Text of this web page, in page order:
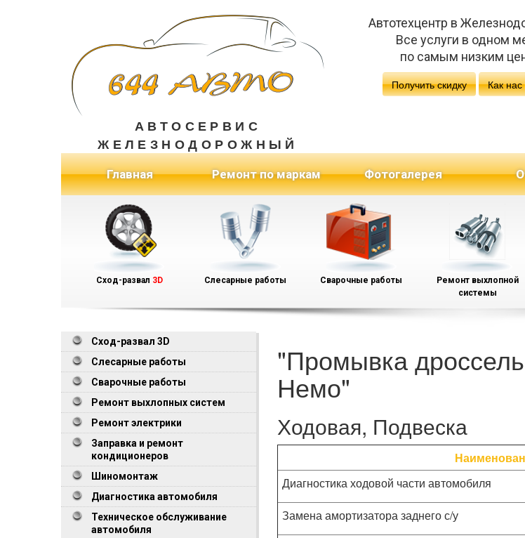
АВТОСЕРВИС
ЖЕЛЕЗНОДОРОЖНЫЙ
Автотехцентр в
Все услуги в одном
по самым низким
Получить скидку Как
Главная(current) Ремонт по маркам Фотогалерея
Сход-развал 3D Слесарные работы Сварочные работы
Ремонт выхлопной
системы
Сход-развал 3D
Слесарные работы
Сварочные работы
Ремонт выхлопных систем
Ремонт электрики
Заправка и ремонт
кондиционеров
Шиномонтаж
Диагностика автомобиля
Техническое обслуживание
автомобиля
"Промывка
Немо"
Ходовая, Подвеска
Диагностика ходовой части автомобиля
Замена амортизатора заднего с/у